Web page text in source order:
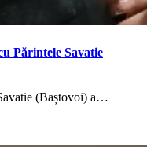
Părintele Savatie
(Baștovoi) a…